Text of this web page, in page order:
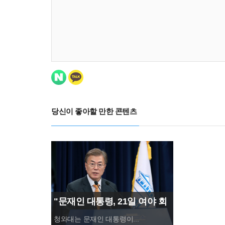
당신이 좋아할 만한 콘텐츠
"문재인 대통령, 21일 여야 회
동 제안...통합당 거부"
청와대는 문재인 대통령이...